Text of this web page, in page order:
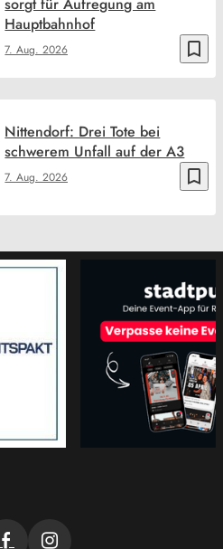
bookmark_border
7. Aug. 2026
sorgt für Aufregung am
Hauptbahnhof
bookmark_border
7. Aug. 2026
Nittendorf: Drei Tote bei
schwerem Unfall auf der A3